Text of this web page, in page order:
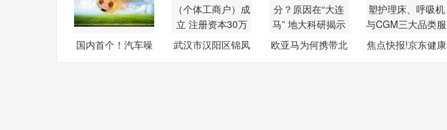
国内首个！汽车噪
武汉市汉阳区锦凤
欧亚马为何携带北
焦点快报!京东健康